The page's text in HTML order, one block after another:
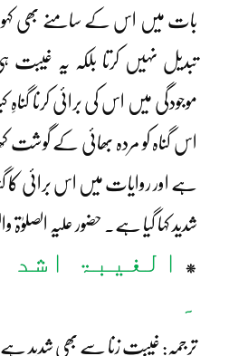
بات میں اس کے سامنے بھی
تبدیل نہیں کرتا بلکہ یہ غیبت
موجودگی میں اس کی برائی کرنا گناہِ
اس گناہ کو مردہ بھائی کے گوشت
ہے اور روایات میں اس برائی کا
شدید کہا گیا ہے۔ حضور علیہ الصلوٰۃ
*
الغیبۃ اشد
۔
ترجمہ: غیبت زنا سے بھی شدید